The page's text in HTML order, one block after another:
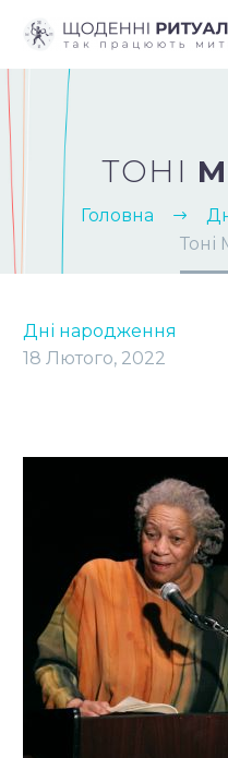
ТОНІ
Головна
Тоні
Дні народження
18 Лютого, 2022